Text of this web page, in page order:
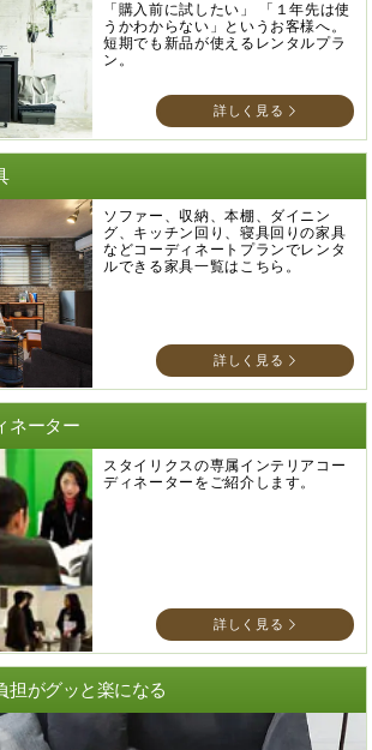
「購入前に試したい」 「１年先は使
うかわからない」というお客様へ。
短期でも新品が使えるレンタルプラ
ン。
詳しく見る
ソファー、収納、本棚、ダイニン
グ、キッチン回り、寝具回りの家具
などコーディネートプランでレンタ
ルできる家具一覧はこちら。
詳しく見る
ネーター
スタイリクスの専属インテリアコー
ディネーターをご紹介します。
詳しく見る
担がグッと楽になる